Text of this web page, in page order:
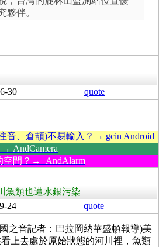
夥伴。
30 quote
音、倉頡)不易輸入？→ gcin Android
AndCamera
空間？→ AndAlarm
魚類也遭水銀污染
24 quote
之音記者：巴拉岡納華盛頓報導)美
上去處於原始狀態的河川裡，魚類